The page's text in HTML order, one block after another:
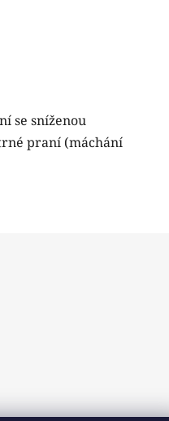
se sníženou
praní (máchání